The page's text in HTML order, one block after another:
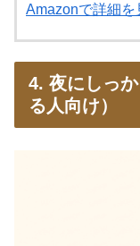
Amazonで詳細を
4. 夜にしっ
る人向け）